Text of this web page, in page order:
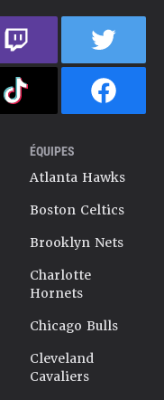
ÉQUIPES
Atlanta Hawks
Boston Celtics
Brooklyn Nets
Charlotte
Hornets
Chicago Bulls
Cleveland
Cavaliers